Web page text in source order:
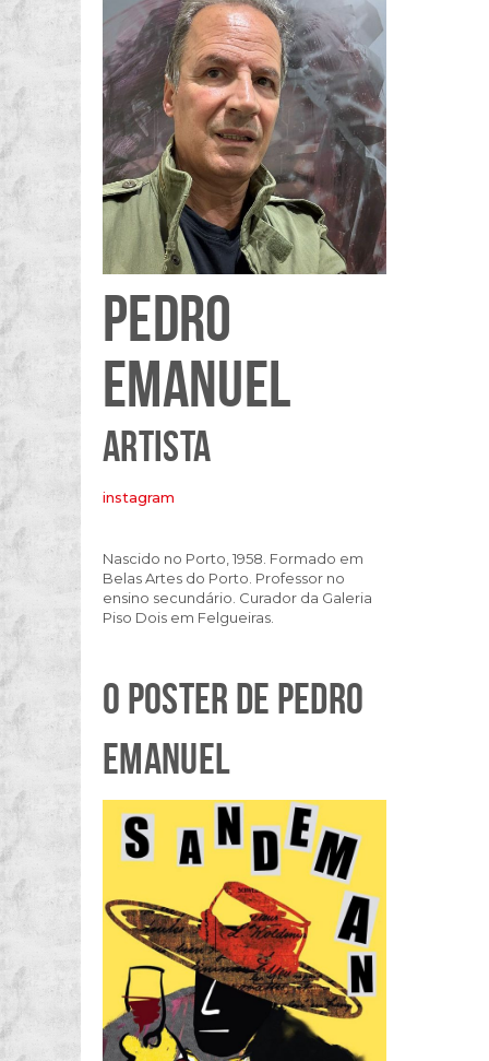
PEDRO
EMANUEL
ARTISTA
instagram
Nascido no Porto, 1958. Formado em
Belas Artes do Porto. Professor no
ensino secundário. Curador da Galeria
Piso Dois em Felgueiras.
O POSTER DE PEDRO
EMANUEL